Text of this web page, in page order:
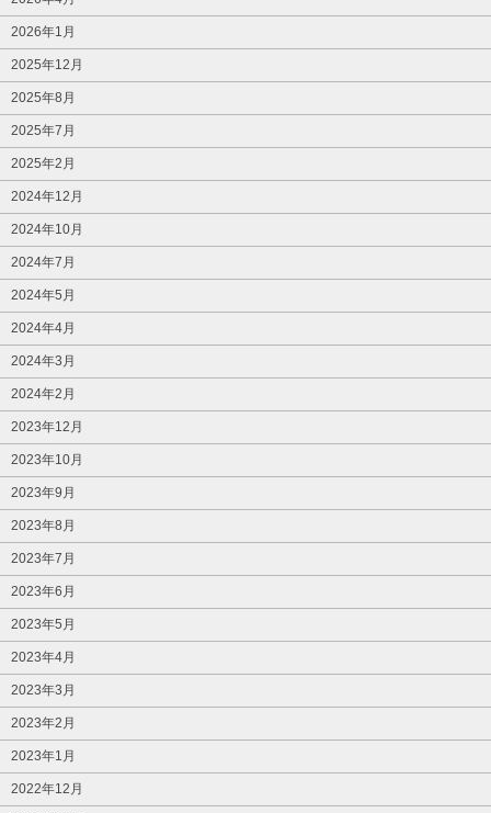
2026年1月
2025年12月
2025年8月
2025年7月
2025年2月
2024年12月
2024年10月
2024年7月
2024年5月
2024年4月
2024年3月
2024年2月
2023年12月
2023年10月
2023年9月
2023年8月
2023年7月
2023年6月
2023年5月
2023年4月
2023年3月
2023年2月
2023年1月
2022年12月